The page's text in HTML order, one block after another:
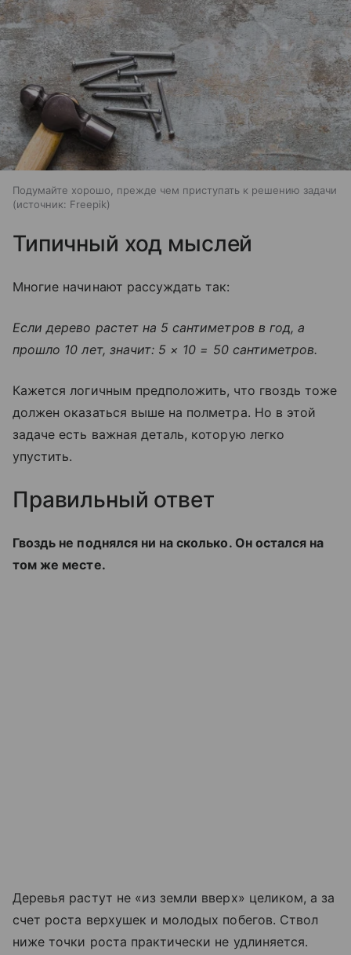
Подумайте хорошо, прежде чем приступать к решению задачи
источник: Freepik
Типичный ход мыслей
Многие начинают рассуждать так:
Если дерево растет на 5 сантиметров в год, а
прошло 10 лет, значит: 5 × 10 = 50 сантиметров.
Кажется логичным предположить, что гвоздь тоже
должен оказаться выше на полметра. Но в этой
задаче есть важная деталь, которую легко
упустить.
Правильный ответ
Гвоздь не поднялся ни на сколько. Он остался на
том же месте.
Деревья растут не «из земли вверх» целиком, а за
счет роста верхушек и молодых побегов. Ствол
ниже точки роста практически не удлиняется.